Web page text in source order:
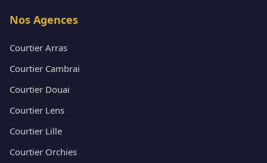
Nos Agences
Courtier Arras
Courtier Cambrai
Courtier Douai
Courtier Lens
Courtier Lille
Courtier Orchies